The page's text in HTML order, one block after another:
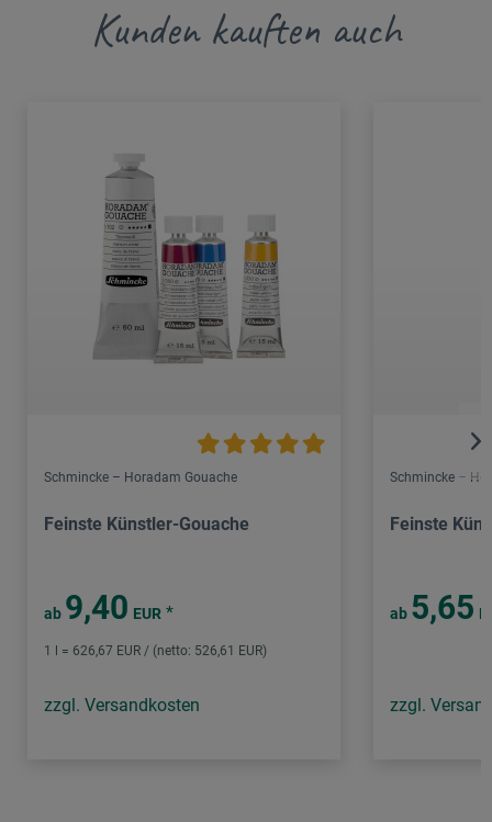
Kunden kauften auch
Schmincke – Horadam Gouache
Feinste Künstler-Gouache
ab 9,40 EUR *
1 l = 626,67 EUR / (netto: 526,61 EUR)
zzgl. Versandkosten
Schmincke –
Feinste
ab 5,65
zzgl.